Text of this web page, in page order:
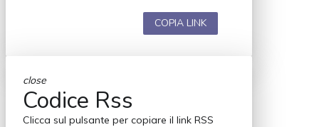
COPIA LINK
close
Codice Rss
Clicca sul pulsante per copiare il link RSS